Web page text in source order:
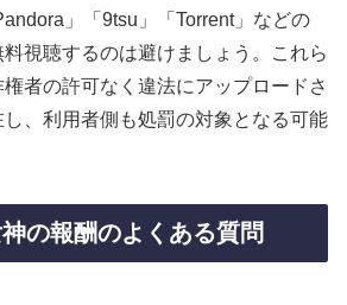
」「9tsu」「Torrent」などの
視聴するのは避けましょう。これら
者の許可なく違法にアップロードさ
、利用者側も処罰の対象となる可能
の報酬のよくある質問